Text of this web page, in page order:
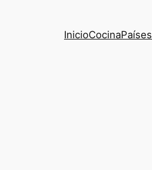
InicioCocinaPaíses